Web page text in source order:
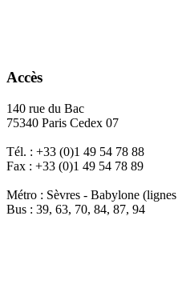
Accès
140 rue du Bac
75340 Paris Cedex 07
Tél. : +33 (0)1 49 54 78 88
Fax : +33 (0)1 49 54 78 89
Métro : Sèvres - Babylone
Bus : 39, 63, 70, 84, 87, 94